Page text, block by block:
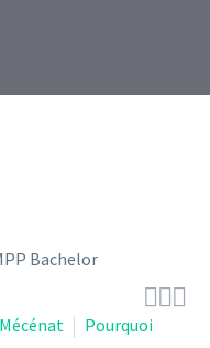

Mécénat
Pourquoi